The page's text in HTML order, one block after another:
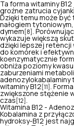
Ta forma witaminy
groźne zatrucia
Dzięki temu może
nałogiem
dymem [8]
.
wykazuje większą
dzięki lepszej retencji
do komórek i
koenzymatycznie form
obniża poziomy
zaburzeniami
witaminy B12 [11]
.
zwiększone stężenie
czas [12]
Witamina B12 -
Kobalamina z
hydroksy-B12 jest